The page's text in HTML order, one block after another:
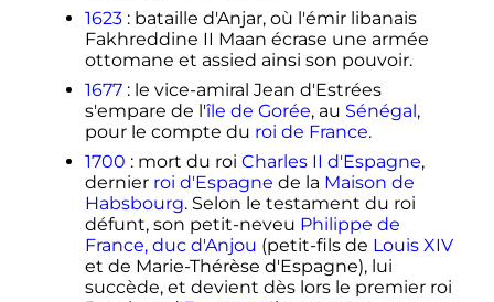
1623 : bataille d'Anjar, où l'émir libanais
Fakhreddine II Maan écrase une armée
ottomane et assied ainsi son pouvoir.
1677 : le vice-amiral Jean d'Estrées
s'empare de l'île de Gorée, au Sénégal,
pour le compte du roi de France.
1700 : mort du roi Charles II d'Espagne,
dernier roi d'Espagne de la Maison de
Habsbourg. Selon le testament du roi
défunt, son petit-neveu Philippe de
France, duc d'Anjou (petit-fils de Louis XIV
et de Marie-Thérèse d'Espagne), lui
succède, et devient dès lors le premier roi